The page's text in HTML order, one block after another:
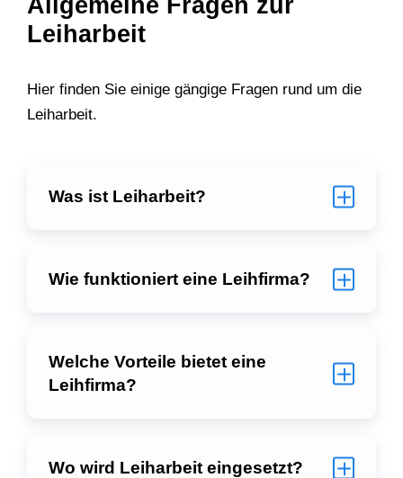
Leiharbeit
Hier finden Sie einige gängige Fragen rund um die
Leiharbeit.
Was ist Leiharbeit?
Wie funktioniert eine Leihfirma?
Welche Vorteile bietet eine
Leihfirma?
Wo wird Leiharbeit eingesetzt?